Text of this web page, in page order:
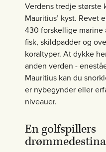
Verdens tredje største
Mauritius’ kyst. Revet
430 forskellige marine
fisk, skildpadder og
koraltyper. At dykke
anden verden -
Mauritius kan du
er nybegynder eller
niveauer.
En golfspillers